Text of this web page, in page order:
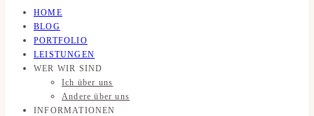
HOME
BLOG
PORTFOLIO
LEISTUNGEN
WER WIR SIND
Ich über uns
Andere über uns
INFORMATIONEN